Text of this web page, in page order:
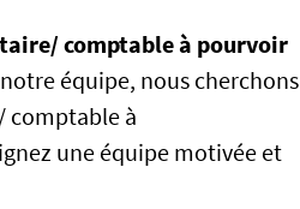
comptable à pourvoir
équipe, nous cherchons
comptable à
une équipe motivée et